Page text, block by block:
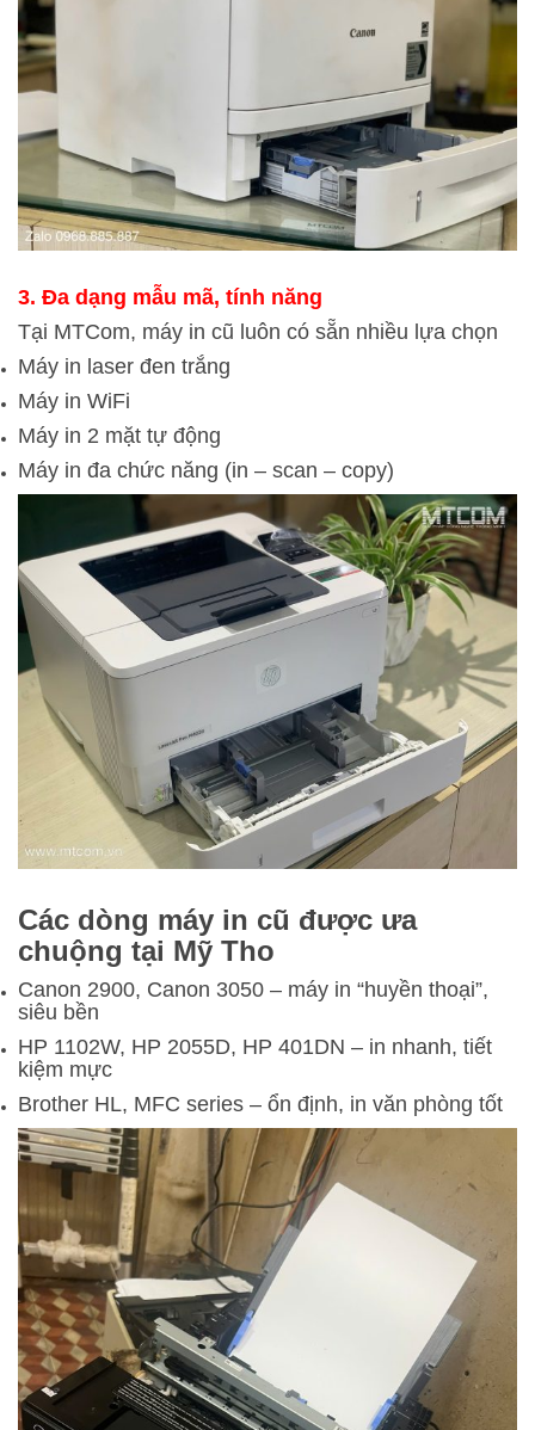
3. Đa dạng mẫu mã, tính năng
Tại MTCom, máy in cũ luôn có sẵn nhiều lựa chọn
Máy in laser đen trắng
Máy in WiFi
Máy in 2 mặt tự động
Máy in đa chức năng (in – scan – copy)
Các dòng máy in cũ được ưa
chuộng tại Mỹ Tho
Canon 2900, Canon 3050 – máy in “huyền thoại”,
siêu bền
HP 1102W, HP 2055D, HP 401DN – in nhanh, tiết
kiệm mực
Brother HL, MFC series – ổn định, in văn phòng tốt